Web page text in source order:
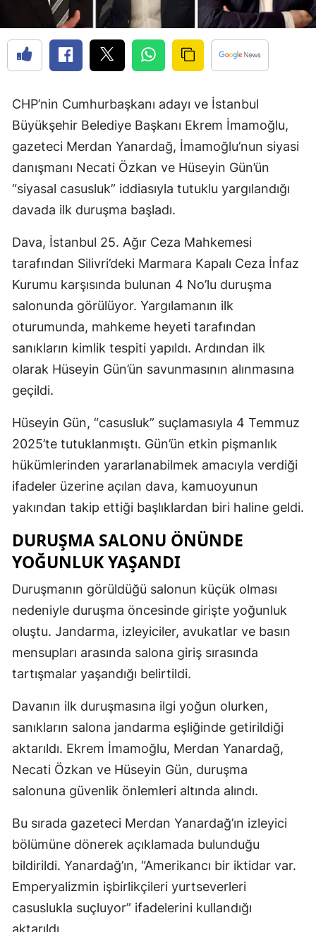
CHP’nin Cumhurbaşkanı adayı ve İstanbul
Büyükşehir Belediye Başkanı Ekrem İmamoğlu,
gazeteci Merdan Yanardağ, İmamoğlu’nun siyasi
danışmanı Necati Özkan ve Hüseyin Gün’ün
“siyasal casusluk” iddiasıyla tutuklu yargılandığı
davada ilk duruşma başladı.
Dava, İstanbul 25. Ağır Ceza Mahkemesi
tarafından Silivri’deki Marmara Kapalı Ceza İnfaz
Kurumu karşısında bulunan 4 No’lu duruşma
salonunda görülüyor. Yargılamanın ilk
oturumunda, mahkeme heyeti tarafından
sanıkların kimlik tespiti yapıldı. Ardından ilk
olarak Hüseyin Gün’ün savunmasının alınmasına
geçildi.
Hüseyin Gün, “casusluk” suçlamasıyla 4 Temmuz
2025’te tutuklanmıştı. Gün’ün etkin pişmanlık
hükümlerinden yararlanabilmek amacıyla verdiği
ifadeler üzerine açılan dava, kamuoyunun
yakından takip ettiği başlıklardan biri haline geldi.
DURUŞMA SALONU ÖNÜNDE
YOĞUNLUK YAŞANDI
Duruşmanın görüldüğü salonun küçük olması
nedeniyle duruşma öncesinde girişte yoğunluk
oluştu. Jandarma, izleyiciler, avukatlar ve basın
mensupları arasında salona giriş sırasında
tartışmalar yaşandığı belirtildi.
Davanın ilk duruşmasına ilgi yoğun olurken,
sanıkların salona jandarma eşliğinde getirildiği
aktarıldı. Ekrem İmamoğlu, Merdan Yanardağ,
Necati Özkan ve Hüseyin Gün, duruşma
salonuna güvenlik önlemleri altında alındı.
Bu sırada gazeteci Merdan Yanardağ’ın izleyici
bölümüne dönerek açıklamada bulunduğu
bildirildi. Yanardağ’ın, “Amerikancı bir iktidar var.
Emperyalizmin işbirlikçileri yurtseverleri
casuslukla suçluyor” ifadelerini kullandığı
aktarıldı.